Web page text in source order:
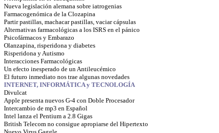
Nueva legislación alemana sobre iatrogenias
Farmacogenómica de la Clozapina
Partir pastillas, machacar pastillas, vaciar cápsulas
Alternativas farmacológicas a los ISRS en el pánico
Psicofármacos y Embarazo
Olanzapina, risperidona y diabetes
Risperidona y Autismo
Interacciones Farmacológicas
Un efecto inesperado de un Antileucémico
El futuro inmediato nos trae algunas novedades
INTERNET, INFORMÁTICA y TECNOLOGÍA
Divulcat
Apple presenta nuevos G-4 con Doble Procesador
Intercambio de mp3 en Español
Intel lanza el Pentium a 2.8 Gigas
British Telecom no consigue apropiarse del Hipertexto
Nuevo Virus Gaggle